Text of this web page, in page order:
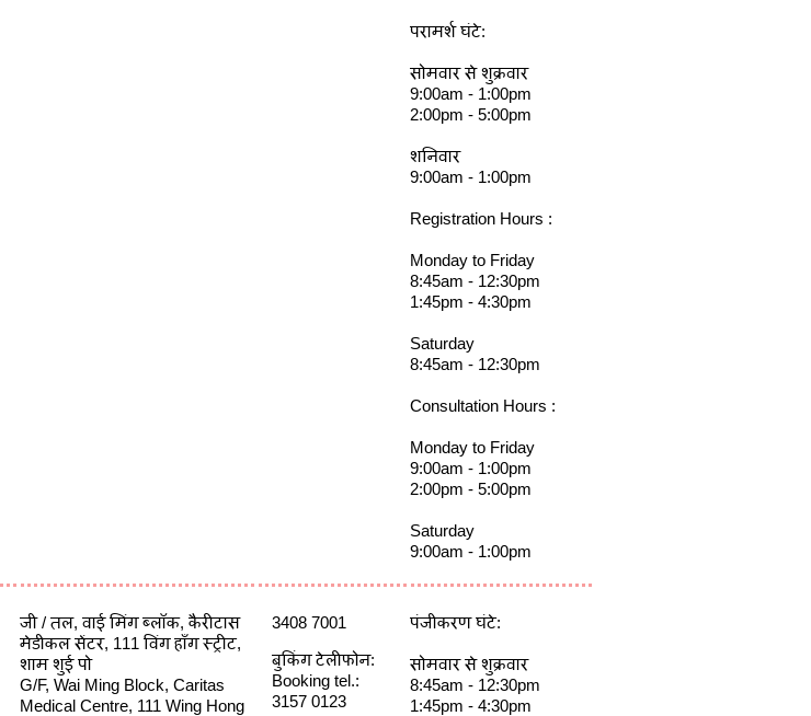
परामर्श घंटे:
सोमवार से शुक्रवार
9:00am - 1:00pm
2:00pm - 5:00pm
शनिवार
9:00am - 1:00pm
Registration Hours :
Monday to Friday
8:45am - 12:30pm
1:45pm - 4:30pm
Saturday
8:45am - 12:30pm
Consultation Hours :
Monday to Friday
9:00am - 1:00pm
2:00pm - 5:00pm
Saturday
9:00am - 1:00pm
जी / तल, वाई मिंग ब्लॉक, कैरीटास
मेडीकल सेंटर, 111 विंग हाँग स्ट्रीट,
शाम शुई पो
G/F, Wai Ming Block, Caritas
Medical Centre, 111 Wing Hong
3408 7001
बुकिंग टेलीफोन:
Booking tel.:
3157 0123
पंजीकरण घंटे:
सोमवार से शुक्रवार
8:45am - 12:30pm
1:45pm - 4:30pm